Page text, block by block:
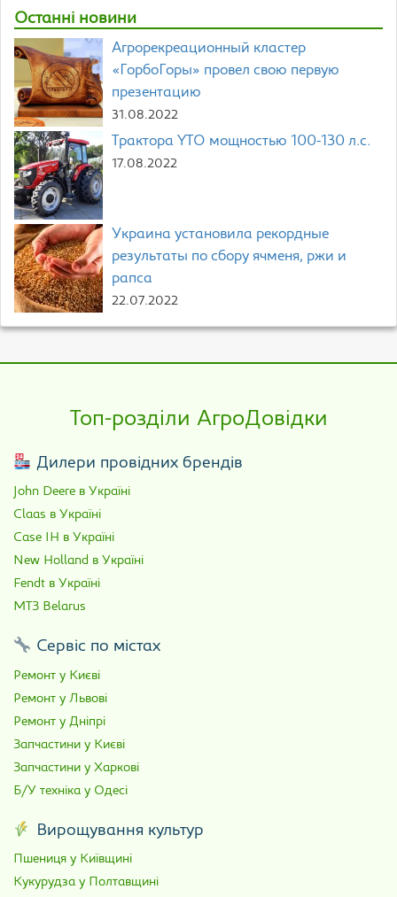
Останні новини
Агрорекреационный кластер
«ГорбоГоры» провел свою первую
презентацию
31.08.2022
Трактора YTO мощностью 100-130 л.с.
17.08.2022
Украина установила рекордные
результаты по сбору ячменя, ржи и
рапса
22.07.2022
Топ-розділи АгроДовідки
Дилери провідних брендів
John Deere в Україні
Claas в Україні
Case IH в Україні
New Holland в Україні
Fendt в Україні
МТЗ Belarus
Сервіс по містах
Ремонт у Києві
Ремонт у Львові
Ремонт у Дніпрі
Запчастини у Києві
Запчастини у Харкові
Б/У техніка у Одесі
Вирощування культур
Пшениця у Київщині
Кукурудза у Полтавщині